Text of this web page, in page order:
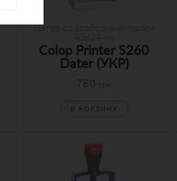
Colop Printer S260
Dater (УКР)
780 грн
В КОРЗИНУ